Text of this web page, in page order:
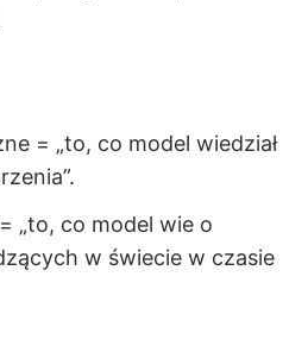
= „to, co model wiedział
„to, co model wie o
w świecie w czasie